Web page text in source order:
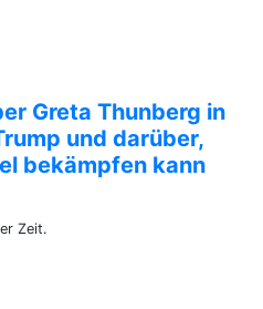
Greta Thunberg in
und darüber,
bekämpfen kann
Zeit.